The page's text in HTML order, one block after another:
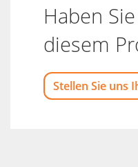
Haben
diesem
Stellen Sie uns